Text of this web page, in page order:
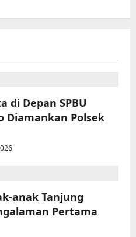
di Depan SPBU
Diamankan Polsek
anak Tanjung
Pertama